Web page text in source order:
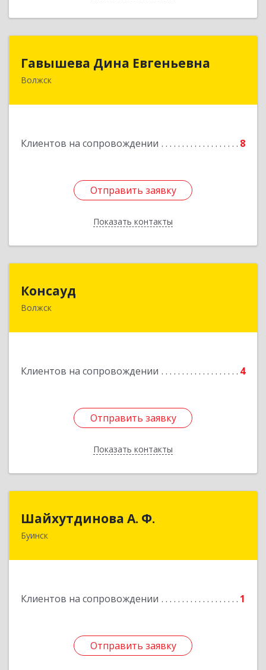
Гавышева Дина Евгеньевна
Волжск
Клиентов на сопровождении 8
Отправить заявку
Показать контакты
Отправить заявку
Назад
Консауд
Волжск
Клиентов на сопровождении 4
Отправить заявку
Показать контакты
425005, Марий Эл респ, Волжск г, Пролетарская
Отправить заявку
Назад
Шайхутдинова А. Ф.
Буинск
Клиентов на сопровождении 1
Отправить заявку
Отправить заявку